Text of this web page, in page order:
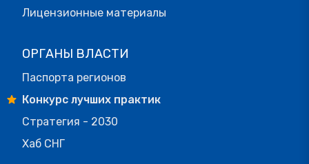
Лицензионные материалы
ОРГАНЫ ВЛАСТИ
Паспорта регионов
Конкурс лучших практик
Стратегия - 2030
Хаб СНГ